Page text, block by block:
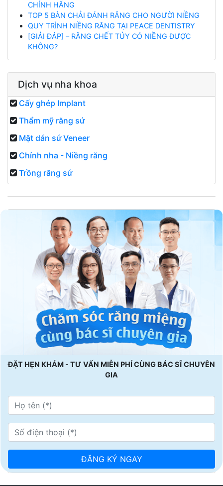
CHÍNH HÃNG
TOP 5 BÀN CHẢI ĐÁNH RĂNG CHO NGƯỜI NIỀNG
QUY TRÌNH NIỀNG RĂNG TẠI PEACE DENTISTRY
[GIẢI ĐÁP] – RĂNG CHẾT TỦY CÓ NIỀNG ĐƯỢC
KHÔNG?
Dịch vụ nha khoa
Cấy ghép Implant
Thẩm mỹ răng sứ
Mặt dán sứ Veneer
Chỉnh nha - Niềng răng
Trồng răng sứ
ĐẶT HẸN KHÁM - TƯ VẤN MIỄN PHÍ CÙNG BÁC SĨ CHUYÊN
GIA